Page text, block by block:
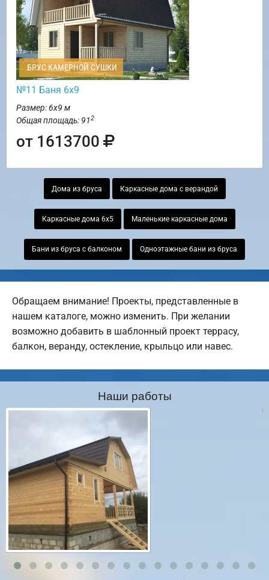
БРУС КАМЕРНОЙ СУШКИ
№11 Баня 6х9
Размер: 6х9 м
Общая площадь: 912
от 1613700
Дома из бруса Каркасные дома с верандой
Каркасные дома 6х5 Маленькие каркасные дома
Бани из бруса с балконом Одноэтажные бани из бруса
Обращаем внимание! Проекты, представленные в
нашем каталоге, можно изменить. При желании
возможно добавить в шаблонный проект террасу,
балкон, веранду, остекление, крыльцо или навес.
Наши работы